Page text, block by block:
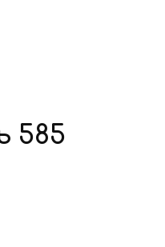
585